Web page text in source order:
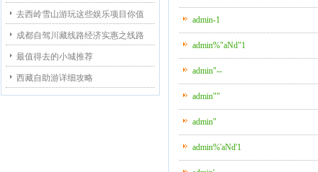
去西岭雪山游玩这些娱乐项目你值
成都自驾川藏线路经济实惠之线路
最值得去的小城推荐
西藏自助游详细攻略
admin-1
admin%"aNd"1
admin"--
admin""
admin"
admin%'aNd'1